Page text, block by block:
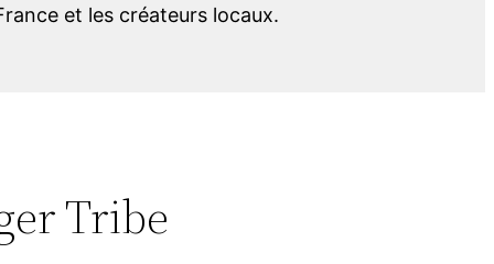
et les créateurs locaux.
Tribe